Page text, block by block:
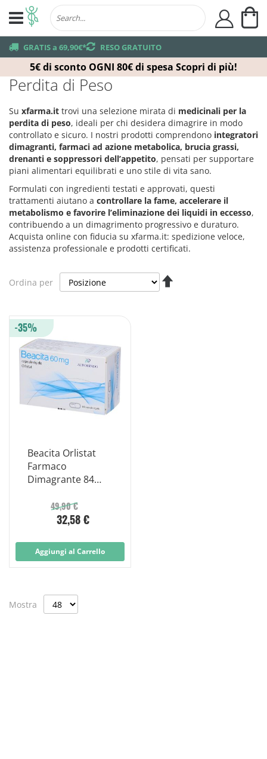
5€ di sconto OGNI 80€ di spesa Scopri di più!
truck GRATIS a 69,90€*returns RESO GRATUITO
user
Perdita di Peso
Su xfarma.it trovi una selezione mirata di medicinali per la
perdita di peso, ideali per chi desidera dimagrire in modo
controllato e sicuro. I nostri prodotti comprendono integratori
dimagranti, farmaci ad azione metabolica, brucia grassi,
drenanti e soppressori dell’appetito, pensati per supportare
piani alimentari equilibrati e uno stile di vita sano.
Formulati con ingredienti testati e approvati, questi
trattamenti aiutano a controllare la fame, accelerare il
metabolismo e favorire l’eliminazione dei liquidi in eccesso,
contribuendo a un dimagrimento progressivo e duraturo.
Acquista online con fiducia su xfarma.it: spedizione veloce,
assistenza professionale e prodotti certificati.
Ordina per
Beacita Orlistat
Farmaco
Dimagrante 84
49,90 €
32,58 €
-35%
Aggiungi al Carrello
Mostra